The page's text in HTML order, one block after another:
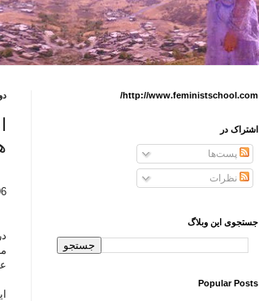
http://www.feministschool.com/
اشتراک در
پست‌ها
نظرات
جستجوی این وبلاگ
Popular Posts